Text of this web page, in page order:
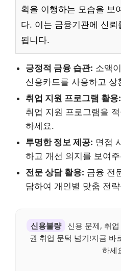
획을 이행하는 모습을 보
다. 이는 금융기관에 신뢰
됩니다.
긍정적 금융 습관: 소액
신용카드를 사용하고
취업 지원 프로그램 활용:
취업 지원 프로그램을
하세요.
투명한 정보 제공: 면접
하고 개선 의지를 보여
전문 상담 활용: 금융 전
담하여 개인별 맞춤 전
신용불량
신용 문제, 취
권 취업 문턱 넘기!지금 바
하세